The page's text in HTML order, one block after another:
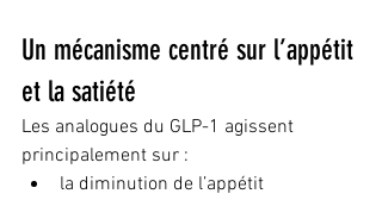
Un mécanisme centré sur l’appétit
et la satiété
Les analogues du GLP-1 agissent
principalement sur :
la diminution de l’appétit